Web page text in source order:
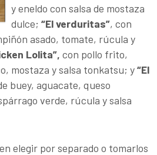
y eneldo con salsa de mostaza
dulce; “El verduritas”, con
asado, tomate, rúcula y
Lolita”, con pollo frito,
mostaza y salsa tonkatsu; y“El
buey, aguacate, queso
verde, rúcula y salsa
elegir por separado o tomarlos